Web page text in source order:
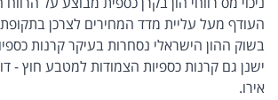
העודף מעל עליית מדד המחירים לצרכן
בשוק ההון הישראלי נסחרות בעיקר קרנות
ישנן גם קרנות כספיות הצמודות למטבע חוץ -
אירו.